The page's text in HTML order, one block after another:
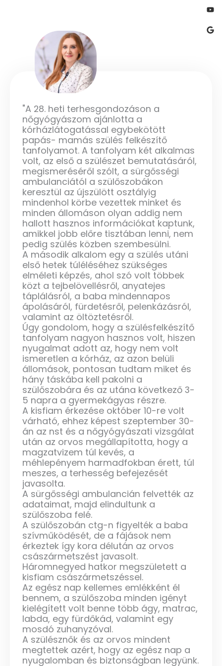
"A 28. heti terhesgondozáson a
nőgyógyászom ajánlotta a
kórházlátogatással egybekötött
papás- mamás szülés felkészítő
tanfolyamot. A tanfolyam két alkalmas
volt, az első a szülészet bemutatásáról,
megismeréséről szólt, a sürgősségi
ambulanciától a szülőszobákon
keresztül az újszülött osztályig
mindenhol körbe vezettek minket és
minden állomáson olyan addig nem
hallott hasznos információkat kaptunk,
amikkel jobb előre tisztában lenni, nem
pedig szülés közben szembesülni.
A második alkalom egy a szülés utáni
első hetek túléléséhez szükséges
elméleti képzés, ahol szó volt többek
közt a tejbelövellésről, anyatejes
táplálásról, a baba mindennapos
ápolásáról, fürdetésről, pelenkázásról,
valamint az öltöztetésről.
Úgy gondolom, hogy a szülésfelkészítő
tanfolyam nagyon hasznos volt, hiszen
nyugalmat adott az, hogy nem volt
ismeretlen a kórház, az azon belüli
állomások, pontosan tudtam miket és
hány táskába kell pakolni a
szülőszobára és az utána következő 3-
5 napra a gyermekágyas részre.
A kisfiam érkezése október 10-re volt
várható, ehhez képest szeptember 30-
án az nst és a nőgyógyászati vizsgálat
után az orvos megállapította, hogy a
magzatvizem túl kevés, a
méhlepényem harmadfokban érett, túl
meszes, a terhesség befejezését
javasolta.
A sürgősségi ambulancián felvették az
adataimat, majd elindultunk a
szülőszoba felé.
A szülőszobán ctg-n figyelték a baba
szívműködését, de a fájások nem
érkeztek így kora délután az orvos
császármetszést javasolt.
Háromnegyed hatkor megszületett a
kisfiam császármetszéssel.
Az egész nap kellemes emlékként él
bennem, a szülőszoba minden igényt
kielégített volt benne több ágy, matrac,
labda, egy fürdőkád, valamint egy
mosdó zuhanyzóval.
A szülésznők és az orvos mindent
megtettek azért, hogy az egész nap a
nyugalomban és biztonságban legyünk.
k
s
q